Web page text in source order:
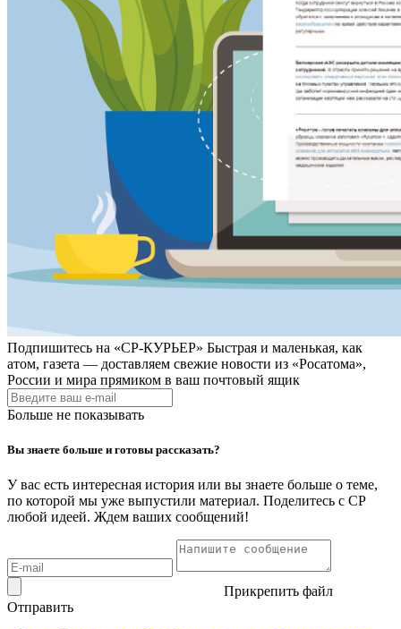
Подпишитесь на «СР-КУРЬЕР» Быстрая и маленькая, как
атом, газета — доставляем свежие новости из «Росатома»,
России и мира прямиком в ваш почтовый ящик
Больше не показывать
Вы знаете больше и готовы рассказать?
У вас есть интересная история или вы знаете больше о теме,
по которой мы уже выпустили материал. Поделитесь с СР
любой идеей. Ждем ваших сообщений!
Прикрепить файл
Отправить